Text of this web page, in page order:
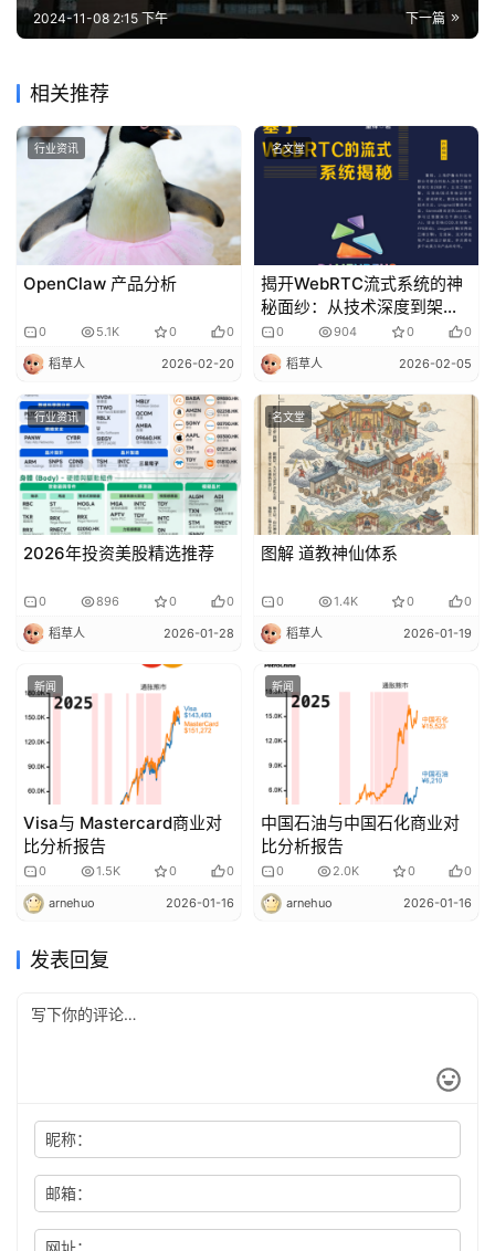
下一篇
2024-11-08 2:15 下午
相关推荐
行业资讯
OpenClaw 产品分析
0 5.1K 0 0
稻草人 2026-02-20
名文堂
揭开WebRTC流式系统的神
秘面纱：从技术深度到架构
创新
0 904 0 0
稻草人 2026-02-05
行业资讯
2026年投资美股精选推荐
0 896 0 0
稻草人 2026-01-28
名文堂
图解 道教神仙体系
0 1.4K 0 0
稻草人 2026-01-19
新闻
Visa与 Mastercard商业对
比分析报告
0 1.5K 0 0
arnehuo 2026-01-16
新闻
中国石油与中国石化商业对
比分析报告
0 2.0K 0 0
arnehuo 2026-01-16
发表回复
昵称：
邮箱：